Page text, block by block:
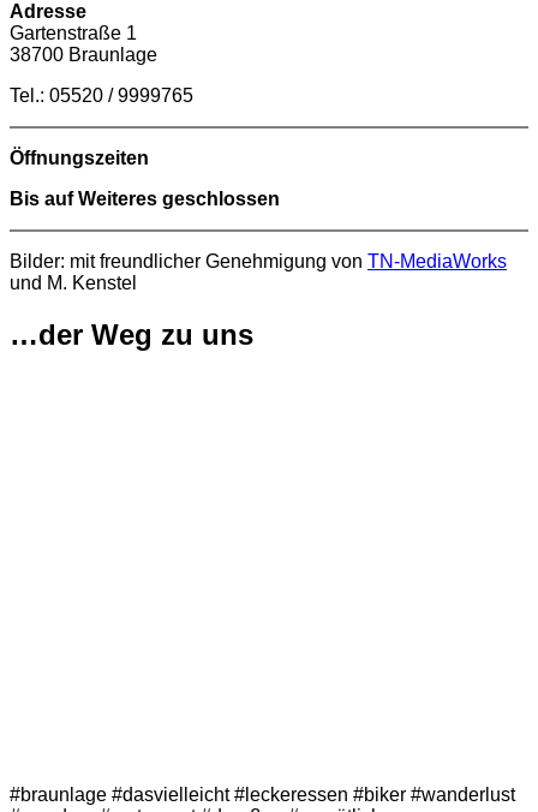
Adresse
Gartenstraße 1
38700 Braunlage
Tel.: 05520 / 9999765
Öffnungszeiten
Bis auf Weiteres geschlossen
Bilder: mit freundlicher Genehmigung von TN-MediaWorks
und M. Kenstel
…der Weg zu uns
#braunlage #dasvielleicht #leckeressen #biker #wanderlust